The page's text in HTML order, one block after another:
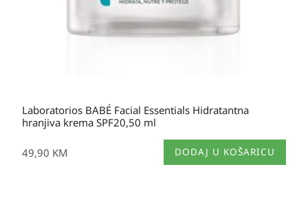
Laboratorios BABÉ Facial Essentials Hidratantna
hranjiva krema SPF20,50 ml
49,90 KM DODAJ U KOŠARICU